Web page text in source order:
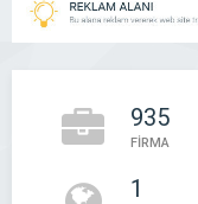
935
FİRMA
1